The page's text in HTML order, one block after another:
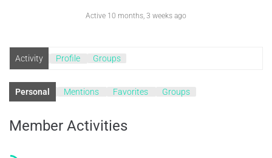
Active 10 months, 3 weeks ago
Activity Profile Groups
Personal Mentions Favorites Groups
Member Activities